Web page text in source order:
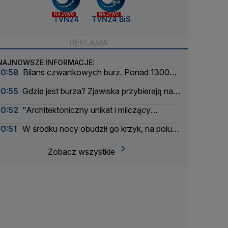
NA ŻYWO
TVN24
NA ŻYWO
TVN24 BiS
INFORMACJE:
Bilans czwartkowych burz. Ponad 1300
Gdzie jest burza? Zjawiska przybierają na
"Architektoniczny unikat i milczący
W środku nocy obudził go krzyk, na polu
Zobacz wszystkie